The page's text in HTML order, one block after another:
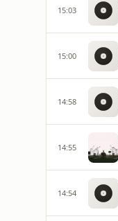
15:03
15:00
14:58
14:55
14:54